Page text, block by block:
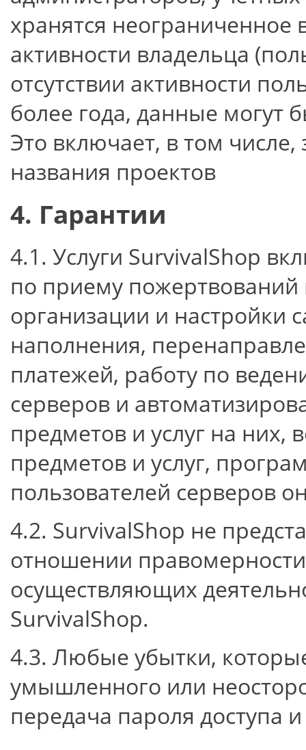
хранятся
активности владельца
отсутствии активности
более года, данные могут
Это включает, в том
названия проектов
4. Гарантии
4.1. Услуги SurvivalShop
по приему пожертвований
организации и настройки
наполнения,
платежей, работу по
серверов и
предметов и услуг на них,
предметов и услуг,
пользователей серверов
4.2. SurvivalShop не
отношении
осуществляющих
SurvivalShop.
4.3. Любые убытки,
умышленного или
передача пароля доступа